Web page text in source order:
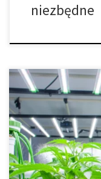
niezbędne
Kwas humusowy i
upraw Wydajność
składników
naturalnymi
poprawiają strukturę
poradniku